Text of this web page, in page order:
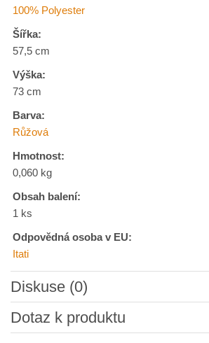
100% Polyester
Šířka:
57,5 cm
Výška:
73 cm
Barva:
Růžová
Hmotnost:
0,060 kg
Obsah balení:
1 ks
Odpovědná osoba v EU:
Itati
Diskuse (0)
Nový komentář
Dotaz k produktu